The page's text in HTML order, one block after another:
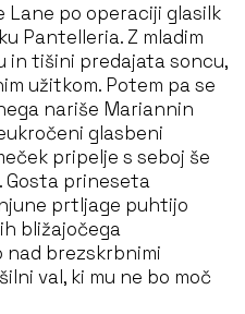
Lane po operaciji glasilk
Pantelleria. Z mladim
in tišini predajata soncu,
užitkom. Potem pa se
nariše Mariannin
glasbeni
pripelje s seboj še
Gosta prineseta
prtljage puhtijo
bližajočega
nad brezskrbnimi
val, ki mu ne bo moč